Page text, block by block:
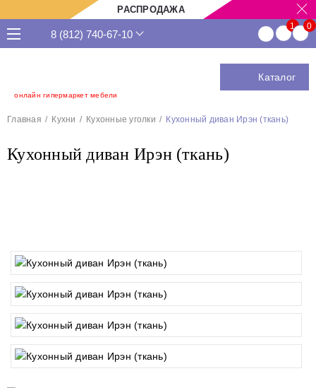
РАСПРОДАЖА
онлайн гипермаркет мебели
8 (812) 740-67-10
Каталог
Главная Кухни Кухонные уголки Кухонный диван Ирэн (ткань)
Кухонный диван Ирэн (ткань)